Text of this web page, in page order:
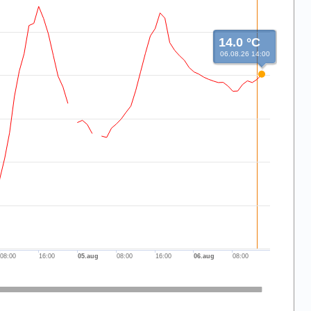
05.aug 06.aug
08:00 16:00 08:00 16:00 08:00
14.0 °C
06.08.26 14:00